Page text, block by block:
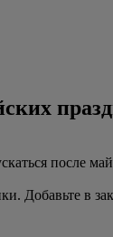
после
Добавьте в